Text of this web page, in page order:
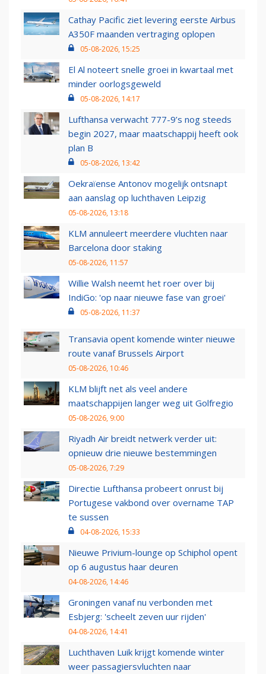
Cathay Pacific ziet levering eerste Airbus
A350F maanden vertraging oplopen
05-08-2026, 15:25
El Al noteert snelle groei in kwartaal met
minder oorlogsgeweld
05-08-2026, 14:17
Lufthansa verwacht 777-9’s nog steeds
begin 2027, maar maatschappij heeft ook
plan B
05-08-2026, 13:42
Oekraïense Antonov mogelijk ontsnapt
aan aanslag op luchthaven Leipzig
05-08-2026, 13:18
KLM annuleert meerdere vluchten naar
Barcelona door staking
05-08-2026, 11:57
Willie Walsh neemt het roer over bij
IndiGo: 'op naar nieuwe fase van groei'
05-08-2026, 11:37
Transavia opent komende winter nieuwe
route vanaf Brussels Airport
05-08-2026, 10:46
KLM blijft net als veel andere
maatschappijen langer weg uit Golfregio
05-08-2026, 9:00
Riyadh Air breidt netwerk verder uit:
opnieuw drie nieuwe bestemmingen
05-08-2026, 7:29
Directie Lufthansa probeert onrust bij
Portugese vakbond over overname TAP
te sussen
04-08-2026, 15:33
Nieuwe Privium-lounge op Schiphol opent
op 6 augustus haar deuren
04-08-2026, 14:46
Groningen vanaf nu verbonden met
Esbjerg: 'scheelt zeven uur rijden'
04-08-2026, 14:41
Luchthaven Luik krijgt komende winter
weer passagiersvluchten naar